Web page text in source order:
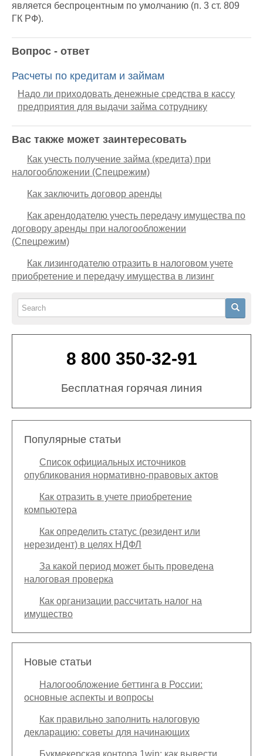
является беспроцентным по умолчанию (п. 3 ст. 809
ГК РФ).
Вопрос - ответ
Расчеты по кредитам и займам
Надо ли приходовать денежные средства в кассу
предприятия для выдачи займа сотруднику
Вас также может заинтересовать
Как учесть получение займа (кредита) при
налогообложении (Спецрежим)
Как заключить договор аренды
Как арендодателю учесть передачу имущества по
договору аренды при налогообложении
(Спецрежим)
Как лизингодателю отразить в налоговом учете
приобретение и передачу имущества в лизинг
Search Search
8 800 350-32-91
Бесплатная горячая линия
Популярные статьи
Список официальных источников
опубликования нормативно-правовых актов
Как отразить в учете приобретение
компьютера
Как определить статус (резидент или
нерезидент) в целях НДФЛ
За какой период может быть проведена
налоговая проверка
Как организации рассчитать налог на
имущество
Новые статьи
Налогообложение беттинга в России:
основные аспекты и вопросы
Как правильно заполнить налоговую
декларацию: советы для начинающих